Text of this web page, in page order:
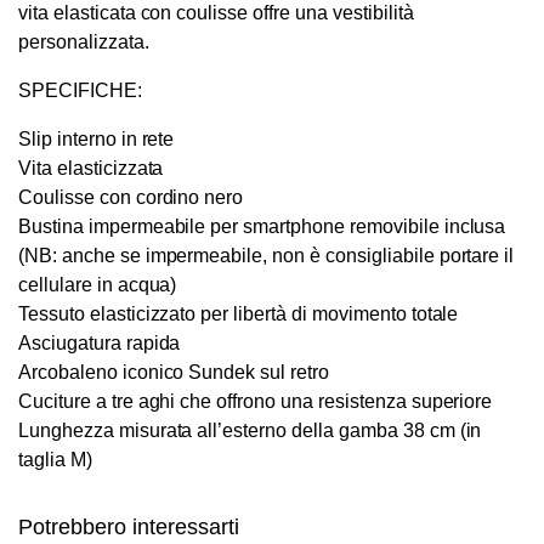
vita elasticata con coulisse offre una vestibilità
personalizzata.
SPECIFICHE:
Slip interno in rete
Vita elasticizzata
Coulisse con cordino nero
Bustina impermeabile per smartphone removibile inclusa
(NB: anche se impermeabile, non è consigliabile portare il
cellulare in acqua)
Tessuto elasticizzato per libertà di movimento totale
Asciugatura rapida
Arcobaleno iconico Sundek sul retro
Cuciture a tre aghi che offrono una resistenza superiore
Lunghezza misurata all’esterno della gamba 38 cm (in
taglia M)
Potrebbero interessarti
varianti.